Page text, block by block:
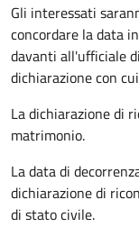
Gli interessati
concordare la data
davanti all'ufficiale
dichiarazione con
La dichiarazione di
matrimonio.
La data di
dichiarazione di
di stato civile.